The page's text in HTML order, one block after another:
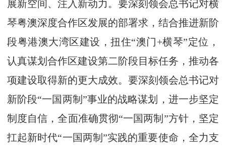
展新空间、注入新动力。要深刻领会总书记对横
琴粤澳深度合作区发展的部署求，结合推进新阶
段粤港澳大湾区建设，扭住“澳门+横琴”定位，
认真谋划合作区建设第二阶段目标任务，推动各
项建设取得新的更大成效。要深刻领会总书记对
新阶段“一国两制”事业的战略谋划，进一步坚定
制度自信，全面准确贯彻“一国两制”方针，坚定
扛起新时代“一国两制”实践的重要使命，全力支